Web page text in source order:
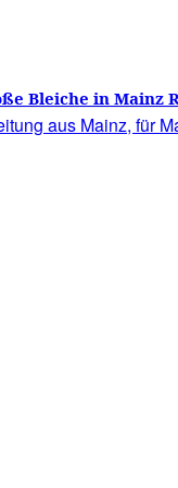
MainzBleiche in Mainz
stinksauer –